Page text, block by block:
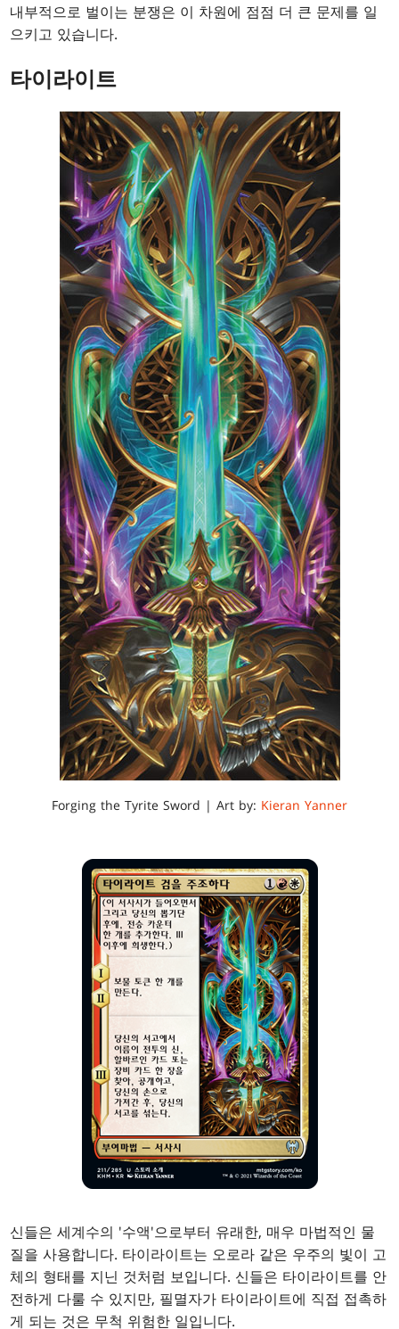
내부적으로 벌이는 분쟁은 이 차원에 점점 더 큰 문제를 일
으키고 있습니다.
타이라이트
Forging the Tyrite Sword | Art by: Kieran Yanner
신들은 세계수의 '수액'으로부터 유래한, 매우 마법적인 물
질을 사용합니다. 타이라이트는 오로라 같은 우주의 빛이 고
체의 형태를 지닌 것처럼 보입니다. 신들은 타이라이트를 안
전하게 다룰 수 있지만, 필멸자가 타이라이트에 직접 접촉하
게 되는 것은 무척 위험한 일입니다.